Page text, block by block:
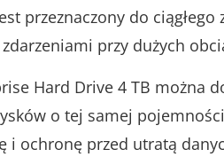
przeznaczony do
przy dużych
Hard Drive 4 TB można
o tej samej
i ochronę przed utratą